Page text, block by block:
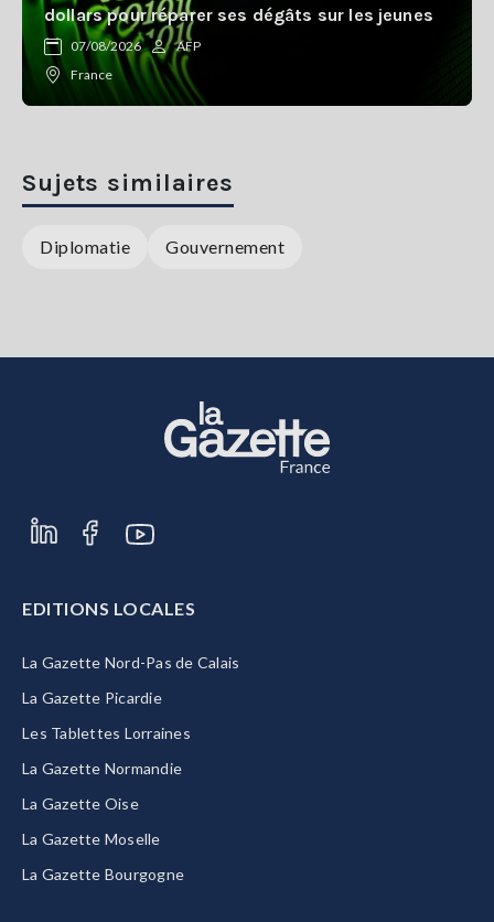
dollars pour réparer ses dégâts sur les jeunes
07/08/2026
AFP
France
Sujets similaires
Diplomatie Gouvernement
EDITIONS LOCALES
La Gazette Nord-Pas de Calais
La Gazette Picardie
Les Tablettes Lorraines
La Gazette Normandie
La Gazette Oise
La Gazette Moselle
La Gazette Bourgogne